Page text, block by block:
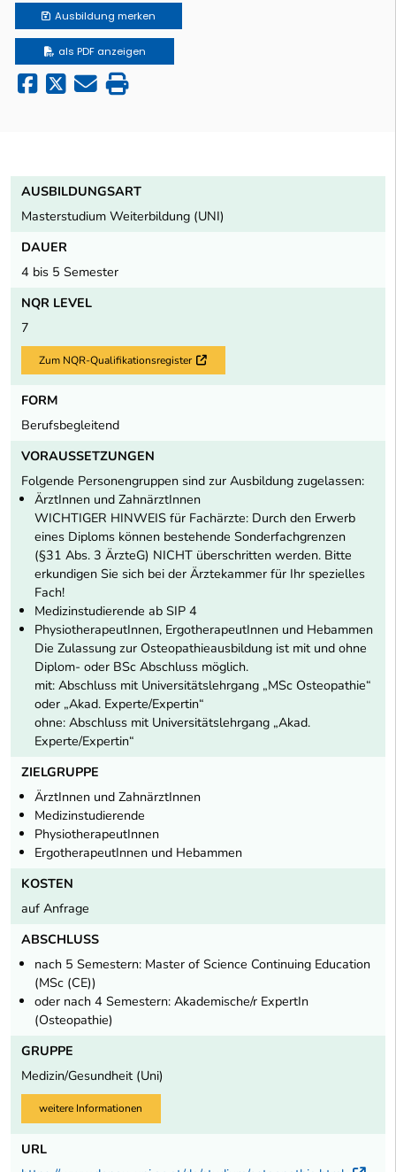
Ausbildung merken
als PDF anzeigen
AUSBILDUNGSART
Masterstudium Weiterbildung (UNI)
DAUER
4 bis 5 Semester
NQR LEVEL
7
Zum NQR-Qualifikationsregister Externer Link
FORM
Berufsbegleitend
VORAUSSETZUNGEN
Folgende Personengruppen sind zur Ausbildung zugelassen:
ÄrztInnen und ZahnärztInnen
WICHTIGER HINWEIS für Fachärzte: Durch den Erwerb
eines Diploms können bestehende Sonderfachgrenzen
(§31 Abs. 3 ÄrzteG) NICHT überschritten werden. Bitte
erkundigen Sie sich bei der Ärztekammer für Ihr spezielles
Fach!
Medizinstudierende ab SIP 4
PhysiotherapeutInnen, ErgotherapeutInnen und Hebammen
Die Zulassung zur Osteopathieausbildung ist mit und ohne
Diplom- oder BSc Abschluss möglich.
mit: Abschluss mit Universitätslehrgang „MSc Osteopathie“
oder „Akad. Experte/Expertin“
ohne: Abschluss mit Universitätslehrgang „Akad.
Experte/Expertin“
ZIELGRUPPE
ÄrztInnen und ZahnärztInnen
Medizinstudierende
PhysiotherapeutInnen
ErgotherapeutInnen und Hebammen
KOSTEN
auf Anfrage
ABSCHLUSS
nach 5 Semestern: Master of Science Continuing Education
(MSc (CE))
oder nach 4 Semestern: Akademische/r ExpertIn
(Osteopathie)
GRUPPE
Medizin/Gesundheit (Uni)
weitere Informationen
URL